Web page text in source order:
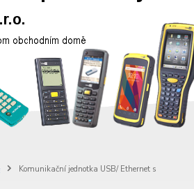
Komunikační jednotka USB/ Ethernet s